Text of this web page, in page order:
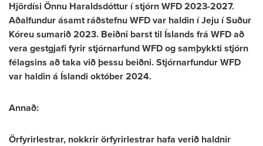
Hjördísi Önnu Haraldsdóttur í stjórn WFD 2023-2027.
Aðalfundur ásamt ráðstefnu WFD var haldin í Jeju í Suður
Kóreu sumarið 2023. Beiðni barst til Íslands frá WFD að
vera gestgjafi fyrir stjórnarfund WFD og samþykkti stjórn
félagsins að taka við þessu beiðni. Stjórnarfundur WFD
var haldin á Íslandi október 2024.
Annað:
Örfyrirlestrar, nokkrir örfyrirlestrar hafa verið haldnir